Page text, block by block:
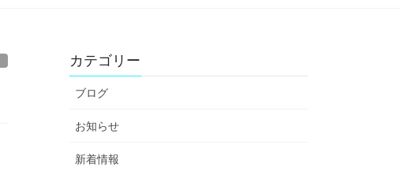
カテゴリー
ブログ
お知らせ
新着情報